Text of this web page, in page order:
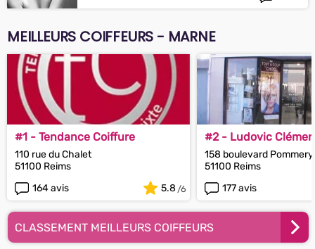
MEILLEURS COIFFEURS - MARNE
#1 - Tendance Coiffure
110 rue du Chalet
51100 Reims
164 avis
5.8
#2 - Ludovic
158 boulevard Pommery
51100 Reims
177 avis
CLASSEMENT MEILLEURS COIFFEURS